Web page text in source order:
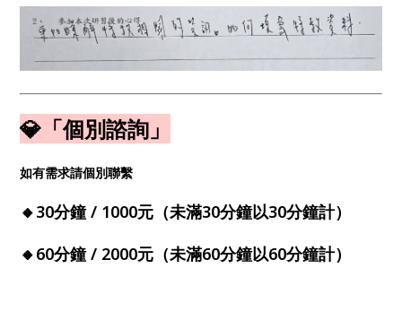
💎「個別諮詢」
如有需求請個別聯繫
🔸30分鐘 / 1000元（未滿30分鐘以30分鐘計）
🔸60分鐘 / 2000元（未滿60分鐘以60分鐘計）